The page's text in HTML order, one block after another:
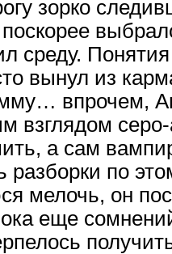
зорко
среду.
вынул из
впрочем,
взглядом серо-
а сам
разборки по
мелочь, он
еще